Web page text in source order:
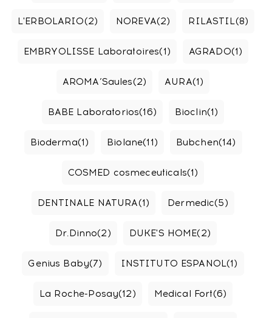
L'ERBOLARIO(2) NOREVA(2) RILASTIL(8)
EMBRYOLISSE Laboratoires(1) AGRADO(1)
AROMA’Saules(2) AURA(1)
BABE Laboratorios(16) Bioclin(1)
Bioderma(1) Biolane(11) Bubchen(14)
COSMED cosmeceuticals(1)
DENTINALE NATURA(1) Dermedic(5)
Dr.Dinno(2) DUKE'S HOME(2)
Genius Baby(7) INSTITUTO ESPANOL(1)
La Roche-Posay(12) Medical Fort(6)